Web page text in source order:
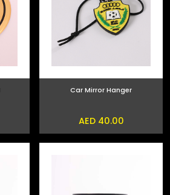
Car Mirror Hanger
AED 40.00